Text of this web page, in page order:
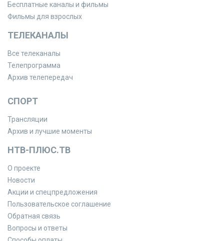
Бесплатные каналы и фильмы
Фильмы для взрослых
ТЕЛЕКАНАЛЫ
Все телеканалы
Телепрограмма
Архив телепередач
СПОРТ
Трансляции
Архив и лучшие моменты
НТВ-ПЛЮС.ТВ
О проекте
Новости
Акции и спецпредложения
Пользовательское соглашение
Обратная связь
Вопросы и ответы